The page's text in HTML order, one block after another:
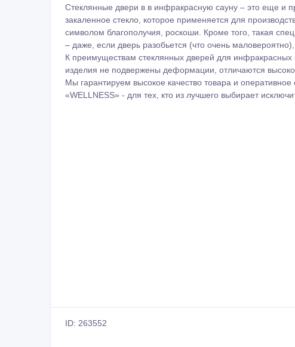
Стеклянные двери в в инфракрасную сауну – это еще и
закаленное стекло, которое применяется для
символом благополучия, роскоши. Кроме того, такая
– даже, если дверь разобьется (что очень
К преимуществам стеклянных дверей для инфракрасных
изделия не подвержены деформации, отличаются
Мы гарантируем высокое качество товара и
«WELLNESS» - для тех, кто из лучшего выбирает
ID: 263552